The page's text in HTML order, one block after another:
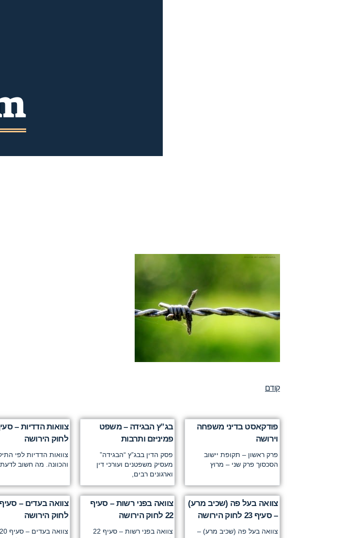
קודם
פודקאסט בדיני משפחה
וירושה
פרק ראשון – תקופת יישוב
הסכסוך פרק שני – מרוץ
בג”ץ הבגידה – משפט
פמיניזם ותרבות
פסק הדין בבג”ץ “הבגידה”
מעסיק משפטנים ועורכי דין
וארגונים רבים,
לחוק הירושה
צוואות הדדיות לפי
והכוונה. מה חשוב
צוואה בעל פה (שכיב מרע)
– סעיף 23 לחוק הירושה
צוואה בעל פה (שכיב מרע) –
צוואה בפני רשות – סעיף
22 לחוק הירושה
צוואה בפני רשות – סעיף 22
לחוק הירושה